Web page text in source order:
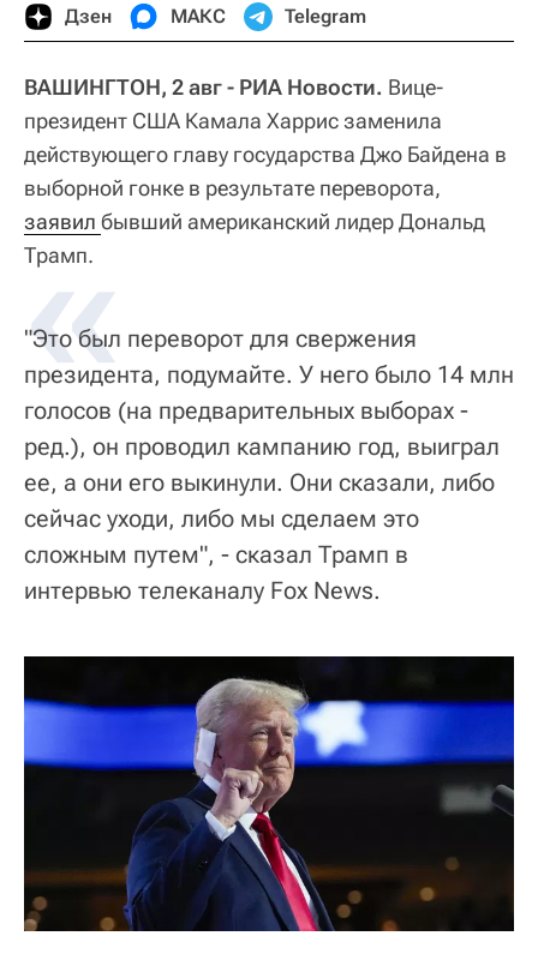
Дзен МАКС Telegram
ВАШИНГТОН, 2 авг - РИА Новости. Вице-
президент США Камала Харрис заменила
действующего главу государства Джо Байдена в
выборной гонке в результате переворота,
заявил бывший американский лидер Дональд
Трамп.
«
"Это был переворот для свержения
президента, подумайте. У него было 14 млн
голосов (на предварительных выборах -
ред.), он проводил кампанию год, выиграл
ее, а они его выкинули. Они сказали, либо
сейчас уходи, либо мы сделаем это
сложным путем", - сказал Трамп в
интервью телеканалу Fox News.